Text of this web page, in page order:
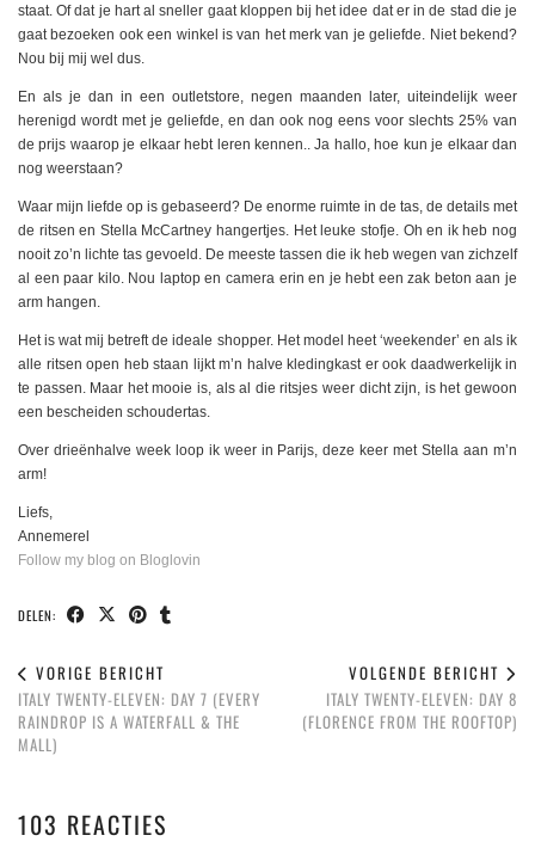
staat. Of dat je hart al sneller gaat kloppen bij het idee dat er in de stad die je
gaat bezoeken ook een winkel is van het merk van je geliefde. Niet bekend?
Nou bij mij wel dus.
En als je dan in een outletstore, negen maanden later, uiteindelijk weer
herenigd wordt met je geliefde, en dan ook nog eens voor slechts 25% van
de prijs waarop je elkaar hebt leren kennen.. Ja hallo, hoe kun je elkaar dan
nog weerstaan?
Waar mijn liefde op is gebaseerd? De enorme ruimte in de tas, de details met
de ritsen en Stella McCartney hangertjes. Het leuke stofje. Oh en ik heb nog
nooit zo’n lichte tas gevoeld. De meeste tassen die ik heb wegen van zichzelf
al een paar kilo. Nou laptop en camera erin en je hebt een zak beton aan je
arm hangen.
Het is wat mij betreft de ideale shopper. Het model heet ‘weekender’ en als ik
alle ritsen open heb staan lijkt m’n halve kledingkast er ook daadwerkelijk in
te passen. Maar het mooie is, als al die ritsjes weer dicht zijn, is het gewoon
een bescheiden schoudertas.
Over drieënhalve week loop ik weer in Parijs, deze keer met Stella aan m’n
arm!
Liefs,
Annemerel
Follow my blog on Bloglovin
DELEN:
VORIGE BERICHT
ITALY TWENTY-ELEVEN: DAY 7 (EVERY
RAINDROP IS A WATERFALL & THE
MALL)
VOLGENDE BERICHT
ITALY TWENTY-ELEVEN: DAY 8
(FLORENCE FROM THE ROOFTOP)
103 REACTIES